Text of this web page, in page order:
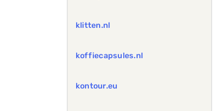
klitten.nl
koffiecapsules.nl
kontour.eu